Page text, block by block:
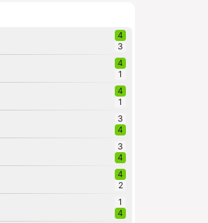
4
3
4
1
4
1
3
4
3
4
4
2
1
4